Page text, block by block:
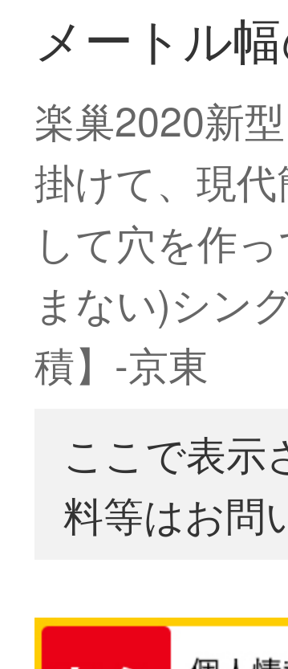
メートル
楽巢2020新
掛けて、現
して穴を作
まない)シン
積】-京東
ここで表示
料等はお問